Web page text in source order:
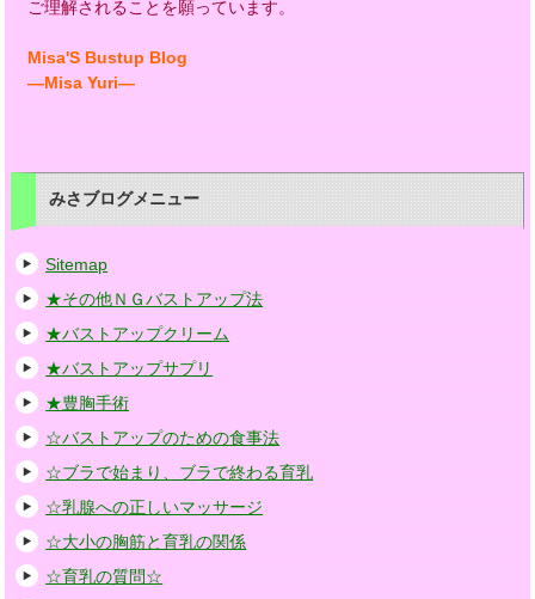
ご理解されることを願っています。
Misa'S Bustup Blog
―Misa Yuri―
みさブログメニュー
Sitemap
★その他ＮＧバストアップ法
★バストアップクリーム
★バストアップサプリ
★豊胸手術
☆バストアップのための食事法
☆ブラで始まり、ブラで終わる育乳
☆乳腺への正しいマッサージ
☆大小の胸筋と育乳の関係
☆育乳の質問☆